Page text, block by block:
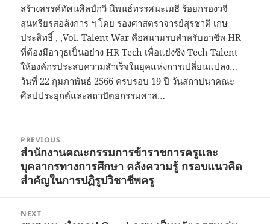
สร้างสรรค์ทัศนศิลป์กวี นิพนธ์ทรรศนะเมธี ร้อยกรองวจี
สุนทรียรสอลังการ ฯ โดย รองศาสตราจารย์สุรชาติ เกษ
ประสิทธิ์ , ,Vol. Talent War คือสนามรบสำหรับอาชีพ HR
ที่ต้องมีอาวุธเป็นอย่าง HR Tech เพื่อแย่งชิง Tech Talent
ให้องค์กรประสบความสำเร็จในยุคแห่งการเปลี่ยนแปลง…
วันที่ 22 กุมภาพันธ์ 2566 ครบรอบ 19 ปี วันสถาปนาคณะ
ศิลปประยุกต์และสถาปัตยกรรมศาส…
navigation
PREVIOUS
Previous
post:
สำนักงานคณะกรรมการข้าราชการครูและ
บุคลากรทางการศึกษา คลังความรู้ กรอบแนวคิด
สำคัญในการปฏิรูปวิชาชีพครู
NEXT